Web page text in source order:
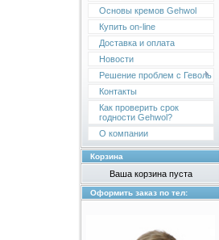
Основы кремов Gehwol
Купить on-line
Доставка и оплата
Новости
Решение проблем с Геволь
Контакты
Как проверить срок
годности Gehwol?
О компании
Корзина
Ваша корзина пуста
Оформить заказ по тел: